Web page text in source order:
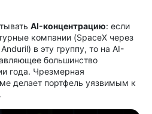
AI-концентрацию: если
компании (SpaceX через
в эту группу, то на AI-
большинство
года. Чрезмерная
делает портфель уязвимым к